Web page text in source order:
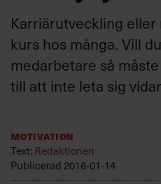
Annonsera
Kundservice
Villkor och policy för
personuppgiftsbehandling
Populära
Karriärutveckling
kurs hos många. Vill
medarbetare så
till att inte leta sig
Motivation
Text:Redaktionen
Publicerad 2016-01-14